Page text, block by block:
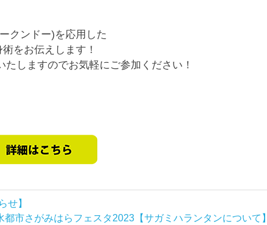
クンドー)を応用した
をお伝えします！
しますのでお気軽にご参加ください！
せ】
都市さがみはらフェスタ2023【サガミハランタンについて】